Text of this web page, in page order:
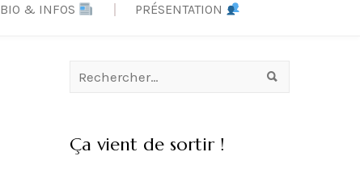
BIO & INFOS PRÉSENTATION
Ça vient de sortir !